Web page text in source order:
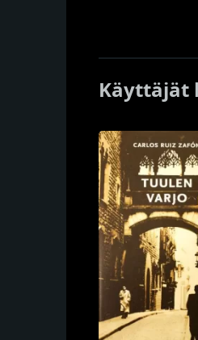
Käyttäjät